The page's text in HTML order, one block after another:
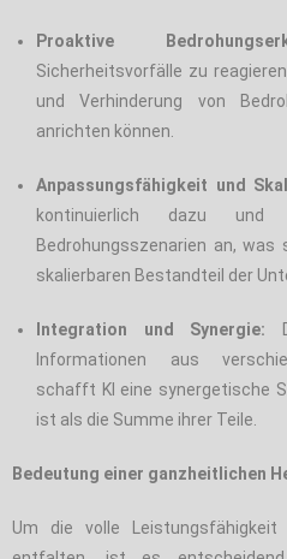
Proaktive
Sicherheitsvorfälle zu
und Verhinderung von
anrichten können.
Anpassungsfähigkeit und
kontinuierlich dazu
Bedrohungsszenarien an,
skalierbaren Bestandteil der
Integration und Synergie:
Informationen aus
schafft KI eine synergetische
ist als die Summe ihrer Teile.
Bedeutung einer ganzheitlichen
Um die volle